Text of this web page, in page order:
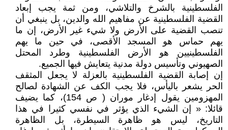
الفلسطينية بالشرخ والتلاشي، ومن ثمة يجب إبعاد
القضية الفلسطينية عن مفاهيم الله والدين، بل ينبغي أن
تنصب القضية على الأرض ولا شيء غير الأرض، إن ما
يهم حماس هو المسجد الأقصى، في حين ما يهم
الفلسطينيين هو الأرض الفلسطينية وطرد المحتل
الصهيوني وتأسيس دولة مدنية يتعايش فيها الجميع.
إن إصابة القضية الفلسطينية بالعزلة لا يجعل المثقف
الحر يشعر باليأس، فلا يجب الكف عن الشهادة لصالح
المهزومين يقول إدغار موران ( ص 154)، كما يضيف
قائلا: « إن الشيء الذي يؤثر في نفسي كثيرا في هذا
التاريخ، ليس هو ظاهرة السيطرة، بل الظاهرة